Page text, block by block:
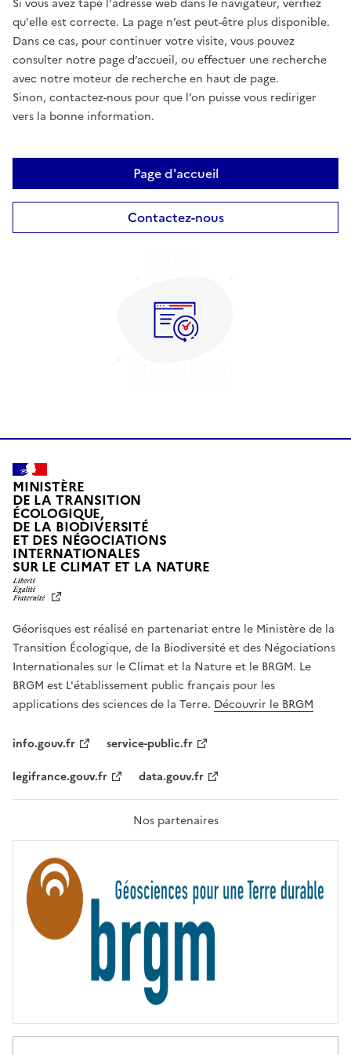
Si vous avez tapé l'adresse web dans le navigateur, vérifiez
qu'elle est correcte. La page n’est peut-être plus disponible.
Dans ce cas, pour continuer votre visite, vous pouvez
consulter notre page d’accueil, ou effectuer une recherche
avec notre moteur de recherche en haut de page.
Sinon, contactez-nous pour que l’on puisse vous rediriger
vers la bonne information.
Page d'accueil
Contactez-nous
MINISTÈRE
DE LA TRANSITION
ÉCOLOGIQUE,
DE LA BIODIVERSITÉ
ET DES NÉGOCIATIONS
INTERNATIONALES
SUR LE CLIMAT ET LA NATUREL
T
É
,
É
G
A
L
F
A
T
R
T
É
Géorisques est réalisé en partenariat entre le Ministère de la
Transition Écologique, de la Biodiversité et des Négociations
Internationales sur le Climat et la Nature et le BRGM. Le
BRGM est L'établissement public français pour les
applications des sciences de la Terre. Découvrir le BRGM
info.gouv.fr
service-public.fr
legifrance.gouv.fr
data.gouv.fr
Nos partenaires